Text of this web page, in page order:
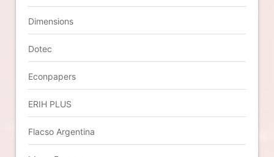
Dimensions
Dotec
Econpapers
ERIH PLUS
Flacso Argentina